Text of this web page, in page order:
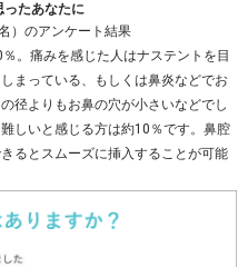
ったあなたに
）のアンケート結果
。痛みを感じた人はナステントを目
まっている、もしくは鼻炎などでお
径よりもお鼻の穴が小さいなどでし
しいと感じる方は約10％です。鼻腔
るとスムーズに挿入することが可能